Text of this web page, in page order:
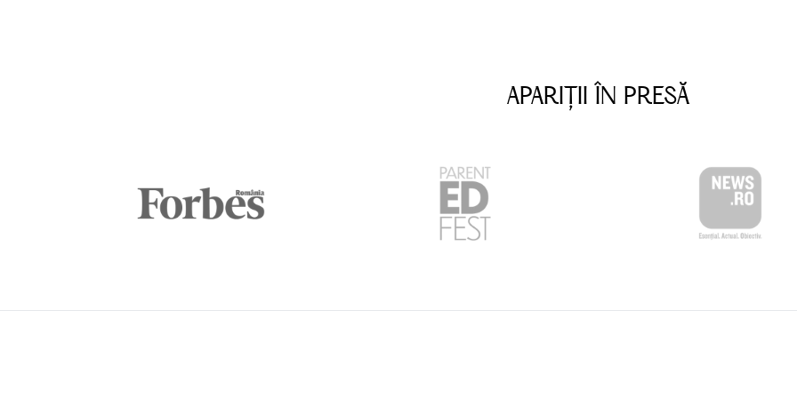
băieților noștri. Deseori e greu pentru o mamă să‑și înțeleagă fiul, și e
plus, trăim într‑o lume în care nenumăratele modele de masculinitate
Maggie scrie cu umor și profunzime despre felurile în care, încă din
fiziologic și emoțional diferiți de fete și explică blând de ce a‑i
APARIȚII ÎN PRESĂ